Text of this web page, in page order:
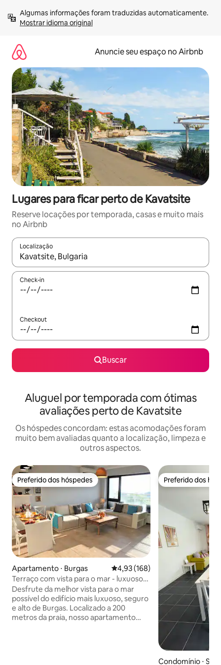
para
Mostrar idioma original
Anuncie seu espaço no Airbnb
Lugares para ficar perto de Kavatsite
Reserve locações por temporada, casas e muito mais
no Airbnb
Localização
Quando os resultados estiverem disponíveis, explore-os
Check-in
Checkout
Buscar
Aluguel por temporada com ótimas
avaliações perto de Kavatsite
Os hóspedes concordam: estas acomodações foram
muito bem avaliadas quanto a localização, limpeza e
outros aspectos.
Preferido dos hóspedes
Preferido dos hóspedes
Apartamento ⋅ Burgas 4,93 de uma avaliação média de
4,93 (168)
Terraço com vista para o mar - luxuoso
apartamento central a 200 metros da
praia
Desfrute da melhor vista para o mar
possível do edifício mais luxuoso, seguro
e alto de Burgas. Localizado a 200
metros da praia, nosso apartamento
Preferido dos
Preferido dos
Condomínio ⋅